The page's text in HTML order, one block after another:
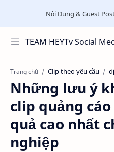
Nội Dung & Guest
TEAM HEYTv Social
Trang chủ Clip theo yêu cầu
Những lưu ý
clip quảng
quả cao nhất
nghiệp